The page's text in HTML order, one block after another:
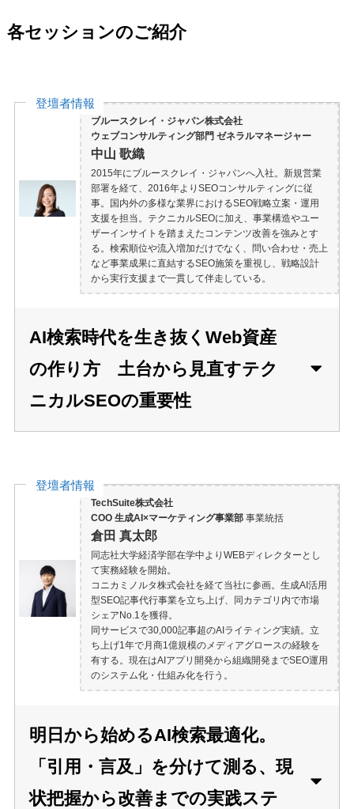
各セッションのご紹介
登壇者情報
ブルースクレイ・ジャパン株式会社
ウェブコンサルティング部門 ゼネラルマネージャー
中山 歌織
2015年にブルースクレイ・ジャパンへ入社。新規営業
部署を経て、2016年よりSEOコンサルティングに従
事。国内外の多様な業界におけるSEO戦略立案・運用
支援を担当。テクニカルSEOに加え、事業構造やユー
ザーインサイトを踏まえたコンテンツ改善を強みとす
る。検索順位や流入増加だけでなく、問い合わせ・売上
など事業成果に直結するSEO施策を重視し、戦略設計
から実行支援まで一貫して伴走している。
AI検索時代を生き抜くWeb資産
の作り方 土台から見直すテク
ニカルSEOの重要性
登壇者情報
TechSuite株式会社
COO 生成AI×マーケティング事業部事業統括
倉田 真太郎
同志社大学経済学部在学中よりWEBディレクターとし
て実務経験を開始。
コニカミノルタ株式会社を経て当社に参画。生成AI活用
型SEO記事代行事業を立ち上げ、同カテゴリ内で市場
シェアNo.1を獲得。
同サービスで30,000記事超のAIライティング実績。立
ち上げ1年で月商1億規模のメディアグロースの経験を
有する。現在はAIアプリ開発から組織開発までSEO運用
のシステム化・仕組み化を行う。
明日から始めるAI検索最適化。
「引用・言及」を分けて測る、現
状把握から改善までの実践ステ